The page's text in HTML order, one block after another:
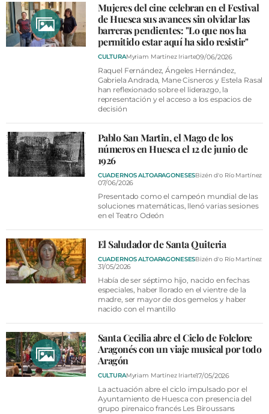
Mujeres del cine celebran en el Festival
de Huesca sus avances sin olvidar las
barreras pendientes: "Lo que nos ha
permitido estar aquí ha sido resistir"
CULTURAMyriam Martínez Iriarte09/06/2026
Raquel Fernández, Ángeles Hernández,
Gabriela Andrada, Mane Cisneros y Estela Rasal
han reflexionado sobre el liderazgo, la
representación y el acceso a los espacios de
decisión
Pablo San Martin, el Mago de los
números en Huesca el 12 de junio de
1926
CUADERNOS ALTOARAGONESESBizén d'o Río Martínez
07/06/2026
Presentado como el campeón mundial de las
soluciones matemáticas, llenó varias sesiones
en el Teatro Odeón
El Saludador de Santa Quiteria
CUADERNOS ALTOARAGONESESBizén d'o Río Martínez
31/05/2026
Había de ser séptimo hijo, nacido en fechas
especiales, haber llorado en el vientre de la
madre, ser mayor de dos gemelos y haber
nacido con el mantillo
Santa Cecilia abre el Ciclo de Folclore
Aragonés con un viaje musical por todo
Aragón
CULTURAMyriam Martínez Iriarte17/05/2026
La actuación abre el ciclo impulsado por el
Ayuntamiento de Huesca con presencia del
grupo pirenaico francés Les Biroussans